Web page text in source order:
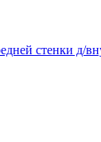
стенки д/